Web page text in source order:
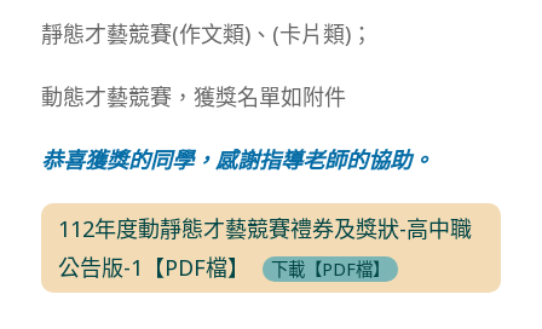
靜態才藝競賽(作文類)、(卡片類)；
動態才藝競賽，獲獎名單如附件
恭喜獲獎的同學，感謝指導老師的協助。
112年度動靜態才藝競賽禮券及獎狀-高中職
公告版-1【PDF檔】
下載【PDF檔】